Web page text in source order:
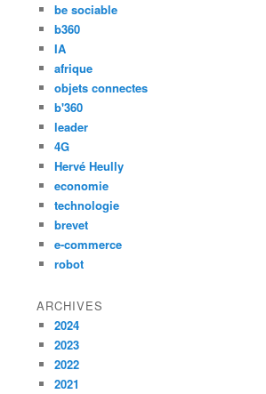
be sociable
b360
IA
afrique
objets connectes
b'360
leader
4G
Hervé Heully
economie
technologie
brevet
e-commerce
robot
ARCHIVES
2024
2023
2022
2021